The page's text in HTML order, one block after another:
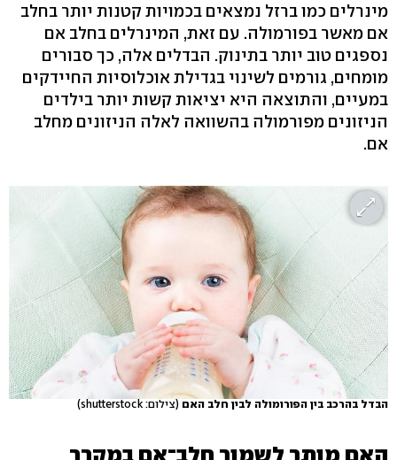
מינרלים כמו ברזל נמצאים בכמויות קטנות יותר בחלב
אם מאשר בפורמולה. עם זאת, המינרלים בחלב אם
נספגים טוב יותר בתינוק. הבדלים אלה, כך סבורים
מומחים, גורמים לשינוי בגדילת אוכלוסיות החיידקים
במעיים, והתוצאה היא יציאות קשות יותר בילדים
הניזונים מפורמולה בהשוואה לאלה הניזונים מחלב
אם.
הבדל בהרכב בין הפורומולה לבין חלב האם (צילום: shutterstock)
האם מותר לשמור חלב־אם במקרר